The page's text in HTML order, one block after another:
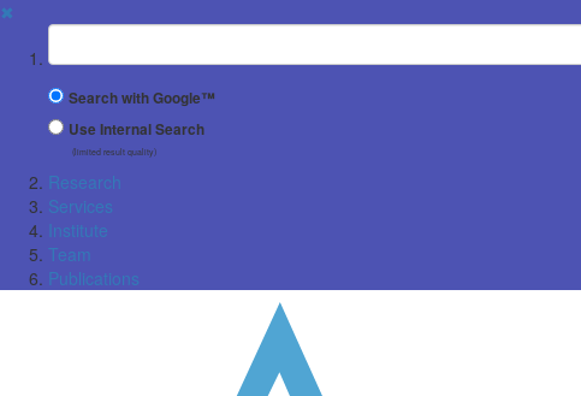
✖
Suchbegriff
Search with Google™
Use Internal Search
(limited result quality)
Research
Services
Institute
Team
Publications